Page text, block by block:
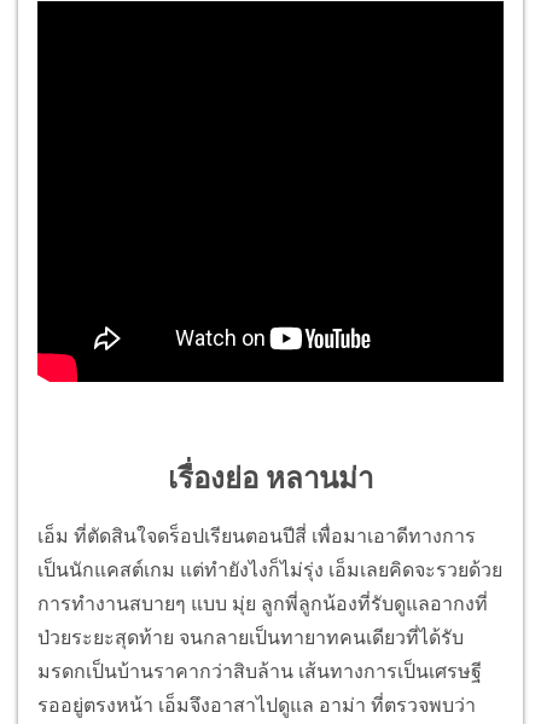
เรื่องย่อ หลานม่า
เอ็ม ที่ตัดสินใจดร็อปเรียนตอนปีสี่ เพื่อมาเอาดีทางการ
เป็นนักแคสต์เกม แต่ทำยังไงก็ไม่รุ่ง เอ็มเลยคิดจะรวยด้วย
การทำงานสบายๆ แบบ มุ่ย ลูกพี่ลูกน้องที่รับดูแลอากงที่
ป่วยระยะสุดท้าย จนกลายเป็นทายาทคนเดียวที่ได้รับ
มรดกเป็นบ้านราคากว่าสิบล้าน เส้นทางการเป็นเศรษฐี
รออยู่ตรงหน้า เอ็มจึงอาสาไปดูแล อาม่า ที่ตรวจพบว่า